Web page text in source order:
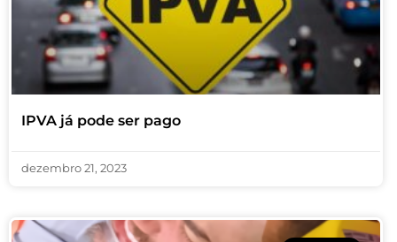
IPVA já pode ser pago
dezembro 21, 2023